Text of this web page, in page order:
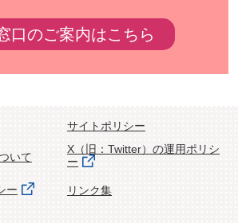
口のご案内はこちら
サイトポリシー
いて
X（旧：Twitter）の運用ポリシ
ー
ー
リンク集